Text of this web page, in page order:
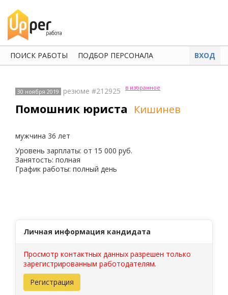
ПОИСК РАБОТЫ ПОДБОР ПЕРСОНАЛА ВХОД
30 ноября 2019 резюме #212925 в избранное
Помошник юриста Кишинев
мужчина 36 лет
Уровень зарплаты: от 15 000 руб.
Занятость: полная
График работы: полный день
Личная информация кандидата
Просмотр контактных данных разрешен только
зарегистрированным работодателям.
Регистрация